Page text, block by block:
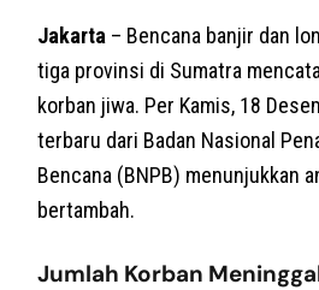
Jakarta – Bencana banjir dan
tiga provinsi di Sumatra
korban jiwa. Per Kamis, 18
terbaru dari Badan Nasional
Bencana (BNPB) menunjukkan
bertambah.
Jumlah Korban